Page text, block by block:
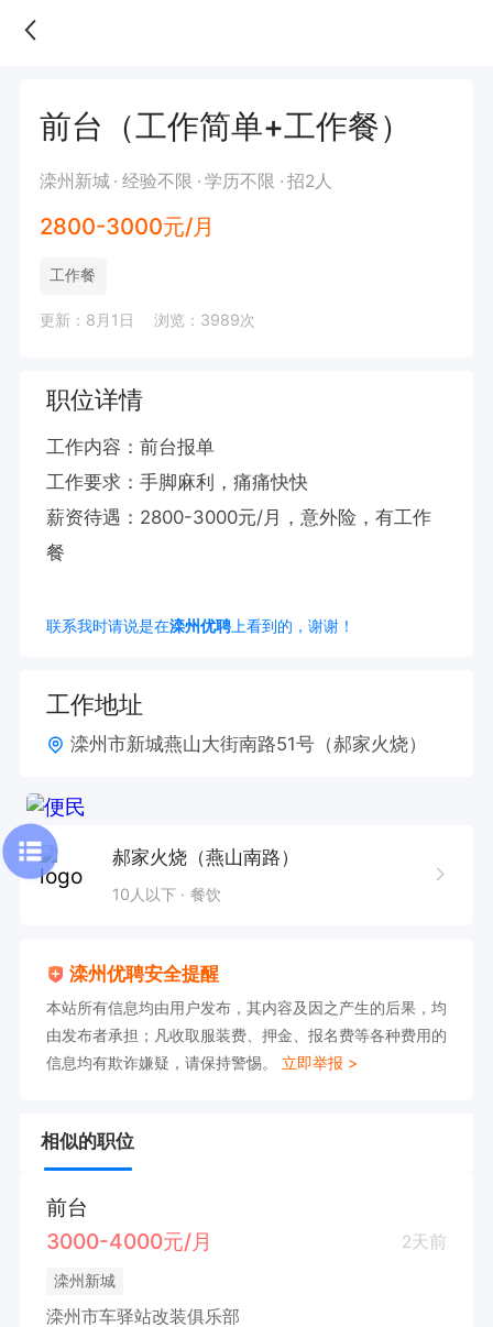
前台（工作简单+工作餐）
滦州新城 经验不限 学历不限 招2人
2800-3000元/月
工作餐
更新：8月1日 浏览：3989次
职位详情
工作内容：前台报单
工作要求：手脚麻利，痛痛快快
薪资待遇：2800-3000元/月，意外险，有工作
餐
联系我时请说是在滦州优聘上看到的，谢谢！
工作地址
滦州市新城燕山大街南路51号（郝家火烧）
郝家火烧（燕山南路）
10人以下 餐饮
滦州优聘安全提醒
本站所有信息均由用户发布，其内容及因之产生的后果，均
由发布者承担；凡收取服装费、押金、报名费等各种费用的
信息均有欺诈嫌疑，请保持警惕。 立即举报 >
相似的职位
前台
3000-4000元/月
2天前
滦州新城
滦州市车驿站改装俱乐部